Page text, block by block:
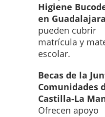
Higiene
en Guadalajara
pueden cubrir
matrícula y
escolar.
Becas de la
Comunidades
Castilla-La
Ofrecen apoyo